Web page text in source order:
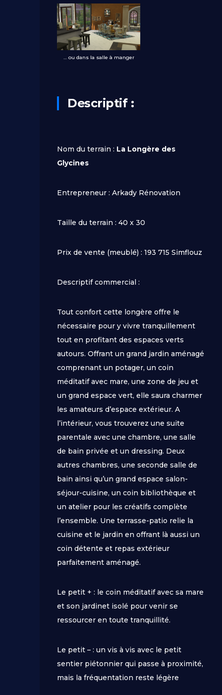
… ou dans la salle à manger
Descriptif :
Nom du terrain : La Longère des
Glycines
Entrepreneur : Arkady Rénovation
Taille du terrain : 40 x 30
Prix de vente (meublé) : 193 715 Simflouz
Descriptif commercial :
Tout confort cette longère offre le
nécessaire pour y vivre tranquillement
tout en profitant des espaces verts
autours. Offrant un grand jardin aménagé
comprenant un potager, un coin
méditatif avec mare, une zone de jeu et
un grand espace vert, elle saura charmer
les amateurs d’espace extérieur. A
l’intérieur, vous trouverez une suite
parentale avec une chambre, une salle
de bain privée et un dressing. Deux
autres chambres, une seconde salle de
bain ainsi qu’un grand espace salon-
séjour-cuisine, un coin bibliothèque et
un atelier pour les créatifs complète
l’ensemble. Une terrasse-patio relie la
cuisine et le jardin en offrant là aussi un
coin détente et repas extérieur
parfaitement aménagé.
Le petit + : le coin méditatif avec sa mare
et son jardinet isolé pour venir se
ressourcer en toute tranquillité.
Le petit – : un vis à vis avec le petit
sentier piétonnier qui passe à proximité,
mais la fréquentation reste légère